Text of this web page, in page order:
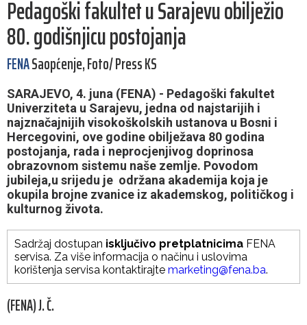
Pedagoški fakultet u Sarajevu obilježio
80. godišnjicu postojanja
FENASaopćenje, Foto/ Press KS
SARAJEVO, 4. juna (FENA) - Pedagoški fakultet
Univerziteta u Sarajevu, jedna od najstarijih i
najznačajnijih visokoškolskih ustanova u Bosni i
Hercegovini, ove godine obilježava 80 godina
postojanja, rada i neprocjenjivog doprinosa
obrazovnom sistemu naše zemlje. Povodom
jubileja,u srijedu je održana akademija koja je
okupila brojne zvanice iz akademskog, političkog i
kulturnog života.
Sadržaj dostupan isključivo pretplatnicima FENA
servisa. Za više informacija o načinu i uslovima
korištenja servisa kontaktirajte marketing@fena.ba.
(FENA) J. Č.